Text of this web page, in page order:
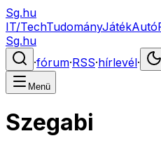
Sg.hu
IT/TechTudományJátékAutó
Sg.hu
·fórum·RSS·hírlevél·
Menü
Szegabi